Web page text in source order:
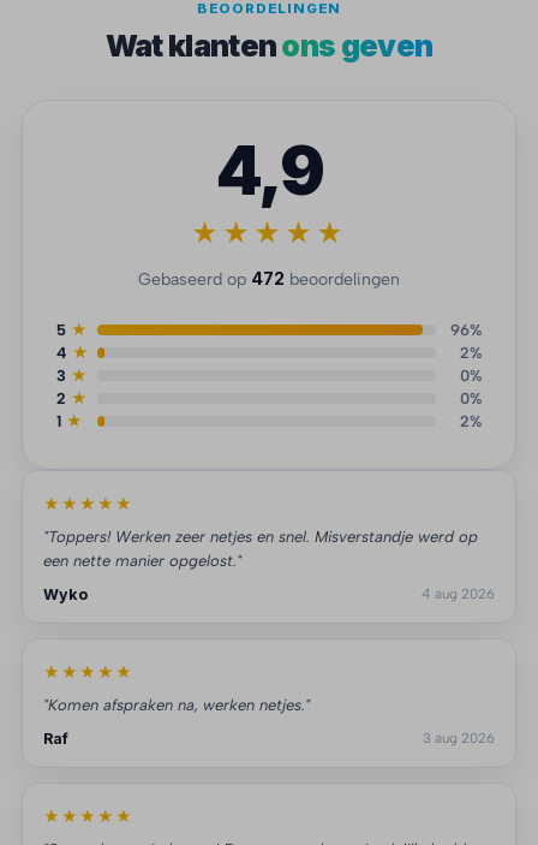
BEOORDELINGEN
Wat klantenons geven
4,9
★★★★★
Gebaseerd op 472 beoordelingen
5 ★
96%
4 ★
2%
3 ★
0%
2 ★
0%
1 ★ 2%
★★★★★
"Toppers! Werken zeer netjes en snel. Misverstandje werd op
een nette manier opgelost."
Wyko
4 aug 2026
★★★★★
"Komen afspraken na, werken netjes."
Raf
3 aug 2026
★★★★★